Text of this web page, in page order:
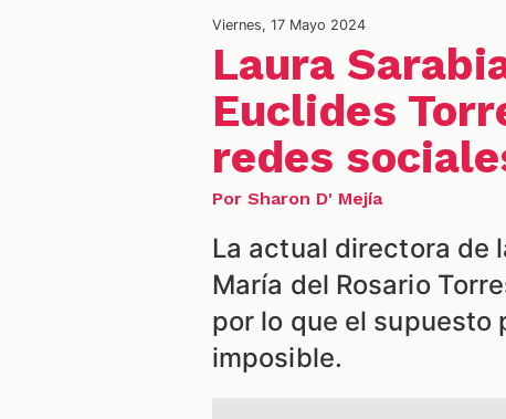
Viernes, 17 Mayo 2024
Laura
Euclides
redes
Por Sharon D' Mejía
La actual directora de
María del Rosario
por lo que el supuesto
imposible.